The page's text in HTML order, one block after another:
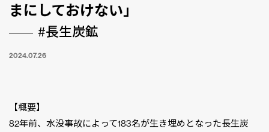
まにしておけない」
#長生炭鉱
2024.07.26
【概要】
82年前、水没事故によって183名が生き埋めとなった長生炭